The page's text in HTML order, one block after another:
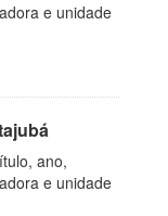
e unidade
ano,
e unidade